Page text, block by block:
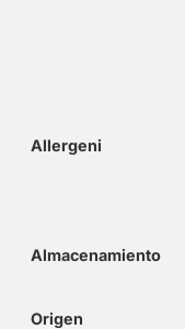
Allergeni
Almacenamiento
Origen